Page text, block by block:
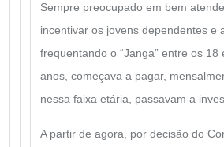
Sempre preocupado em bem
incentivar os jovens dependentes e
frequentando o “Janga” entre os 18
anos, começava a pagar,
nessa faixa etária, passavam a
A partir de agora, por decisão do